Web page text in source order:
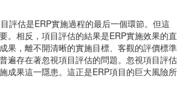
評估是ERP實施過程的最后一個環節。但這
。相反，項目評估的結果是ERP實施效果的直
果，離不開清晰的實施目標、客觀的評價標準
遍存在著忽視項目評估的問題。忽視項目評估
成果這一隱患。這正是ERP項目的巨大風險所